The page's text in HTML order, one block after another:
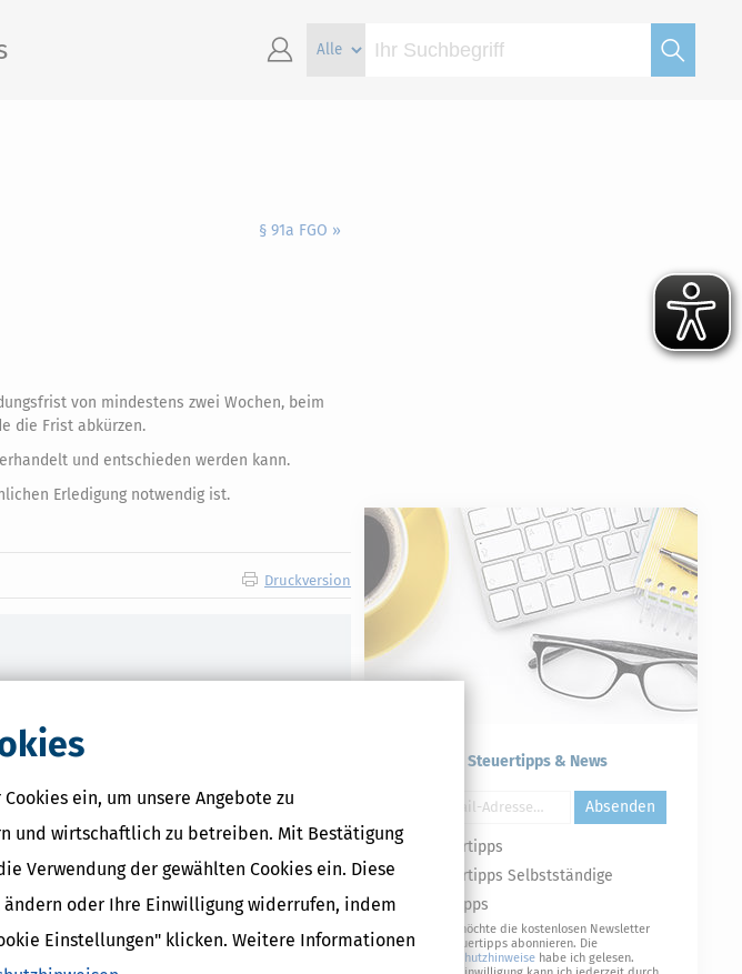
ein, um unsere Angebote zu
und wirtschaftlich zu betreiben. Mit Bestätigung
Verwendung der gewählten Cookies ein. Diese
oder Ihre Einwilligung widerrufen, indem
Einstellungen" klicken. Weitere Informationen
§ 91a FGO »
von mindestens zwei Wochen, beim
die Frist abkürzen.
und entschieden werden kann.
Erledigung notwendig ist.
Druckversion
Kostenlose Steuertipps & News
Absenden
Steuertipps
Steuertipps Selbstständige
Geldtipps
Ja, ich möchte die kostenlosen Newsletter
von Steuertipps abonnieren. Die
Datenschutzhinweise habe ich gelesen.